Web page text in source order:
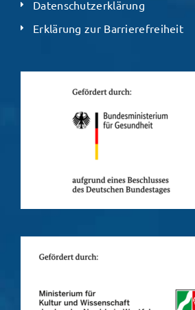
Datenschutzerklärung
Erklärung zur Barrierefreiheit